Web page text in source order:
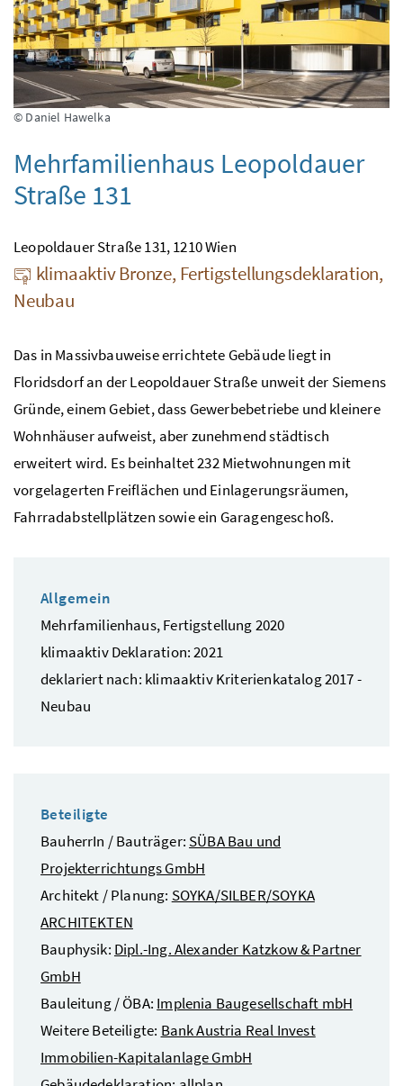
© Daniel Hawelka
Mehrfamilienhaus Leopoldauer
Straße 131
Leopoldauer Straße 131, 1210 Wien
klimaaktiv Bronze, Fertigstellungsdeklaration,
Neubau
Das in Massivbauweise errichtete Gebäude liegt in
Floridsdorf an der Leopoldauer Straße unweit der Siemens
Gründe, einem Gebiet, dass Gewerbebetriebe und kleinere
Wohnhäuser aufweist, aber zunehmend städtisch
erweitert wird. Es beinhaltet 232 Mietwohnungen mit
vorgelagerten Freiflächen und Einlagerungsräumen,
Fahrradabstellplätzen sowie ein Garagengeschoß.
Allgemein
Mehrfamilienhaus, Fertigstellung 2020
klimaaktiv Deklaration: 2021
deklariert nach: klimaaktiv Kriterienkatalog 2017 -
Neubau
Beteiligte
BauherrIn / Bauträger: SÜBA Bau und
Projekterrichtungs GmbH
Architekt / Planung: SOYKA/SILBER/SOYKA
ARCHITEKTEN
Bauphysik: Dipl.-Ing. Alexander Katzkow & Partner
GmbH
Bauleitung / ÖBA: Implenia Baugesellschaft mbH
Weitere Beteiligte: Bank Austria Real Invest
Immobilien-Kapitalanlage GmbH